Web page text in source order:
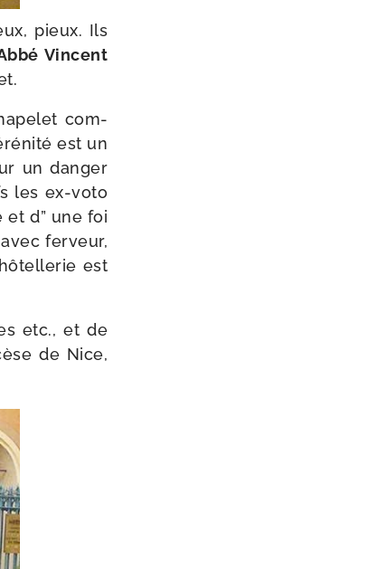
pieux. Ils
Vincent
com­
est un
un dan­ger
les ex-​voto
et d” une foi
fer­veur,
est
etc., et de
de Nice,